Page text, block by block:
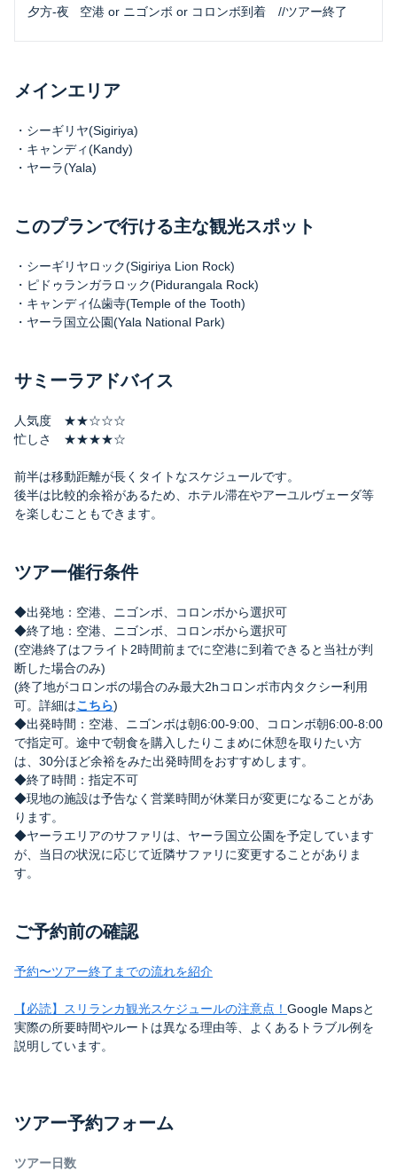
夕方-夜 空港 or ニゴンボ or コロンボ到着 //ツアー終了
メインエリア
・シーギリヤ(Sigiriya)
・キャンディ(Kandy)
・ヤーラ(Yala)
このプランで行ける主な観光スポット
・シーギリヤロック(Sigiriya Lion Rock)
・ピドゥランガラロック(Pidurangala Rock)
・キャンディ仏歯寺(Temple of the Tooth)
・ヤーラ国立公園(Yala National Park)
サミーラアドバイス
人気度 ★★☆☆☆
忙しさ ★★★★☆
前半は移動距離が長くタイトなスケジュールです。
後半は比較的余裕があるため、ホテル滞在やアーユルヴェーダ等
を楽しむこともできます。
ツアー催行条件
◆出発地：空港、ニゴンボ、コロンボから選択可
◆終了地：空港、ニゴンボ、コロンボから選択可
(空港終了はフライト2時間前までに空港に到着できると当社が判
断した場合のみ)
(終了地がコロンボの場合のみ最大2hコロンボ市内タクシー利用
可。詳細はこちら)
◆出発時間：空港、ニゴンボは朝6:00-9:00、コロンボ朝6:00-8:00
で指定可。途中で朝食を購入したりこまめに休憩を取りたい方
は、30分ほど余裕をみた出発時間をおすすめします。
◆終了時間：指定不可
◆現地の施設は予告なく営業時間が休業日が変更になることがあ
ります。
◆ヤーラエリアのサファリは、ヤーラ国立公園を予定しています
が、当日の状況に応じて近隣サファリに変更することがありま
す。
ご予約前の確認
予約〜ツアー終了までの流れを紹介
【必読】スリランカ観光スケジュールの注意点！ Google Mapsと
実際の所要時間やルートは異なる理由等、よくあるトラブル例を
説明しています。
ツアー予約フォーム
ツアー日数